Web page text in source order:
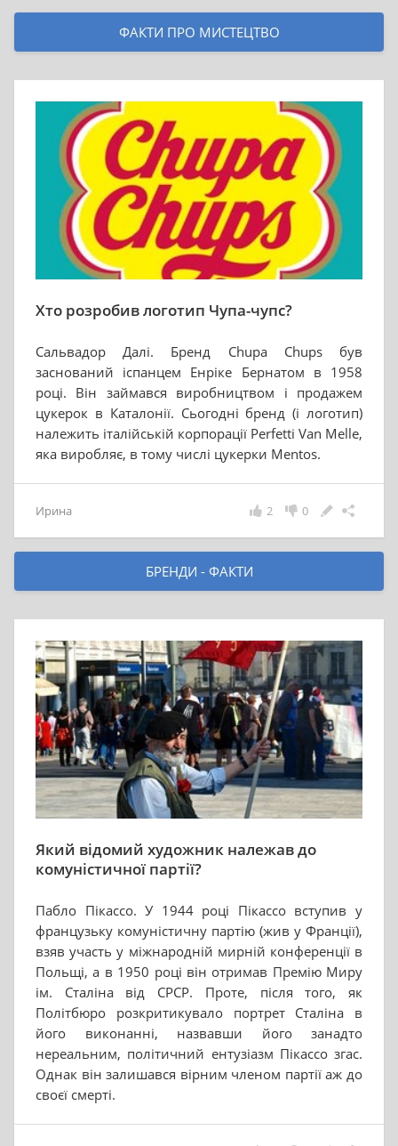
ФАКТИ ПРО МИСТЕЦТВО
Хто розробив логотип Чупа-чупс?
Сальвадор Далі. Бренд Chupa Chups був
заснований іспанцем Енріке Бернатом в 1958
році. Він займався виробництвом і продажем
цукерок в Каталонії. Сьогодні бренд (і логотип)
належить італійській корпорації Perfetti Van Melle,
яка виробляє, в тому числі цукерки Mentos.
Ирина 0
2
БРЕНДИ - ФАКТИ
Який відомий художник належав до
комуністичної партії?
Пабло Пікассо. У 1944 році Пікассо вступив у
французьку комуністичну партію (жив у Франції),
взяв участь у міжнародній мирній конференції в
Польщі, а в 1950 році він отримав Премію Миру
ім. Сталіна від СРСР. Проте, після того, як
Політбюро розкритикувало портрет Сталіна в
його виконанні, назвавши його занадто
нереальним, політичний ентузіазм Пікассо згас.
Однак він залишався вірним членом партії аж до
своєї смерті.